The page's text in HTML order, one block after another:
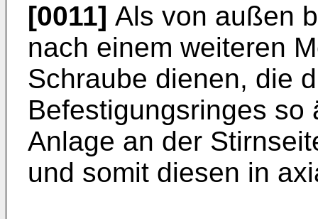
[0011] Als von außen
nach einem weiteren
Schraube dienen, die
Befestigungsringes
Anlage an der
und somit diesen in